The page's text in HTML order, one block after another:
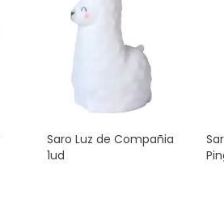
Saro Luz de Compañia
1ud